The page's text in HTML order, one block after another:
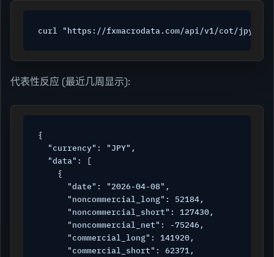
curl "https://fxmacrodata.com/api/v1/cot/
代表性反应 (最近几周显示):
{
  "currency": "JPY",
  "data": [
    {
      "date": "2026-04-08",
      "noncommercial_long": 52184,
      "noncommercial_short": 127430,
      "noncommercial_net": -75246,
      "commercial_long": 141920,
      "commercial_short": 62371,